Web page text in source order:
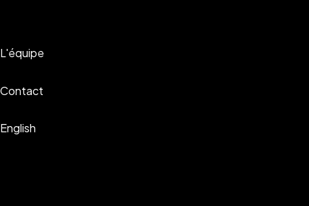
L'équipe
Contact
English